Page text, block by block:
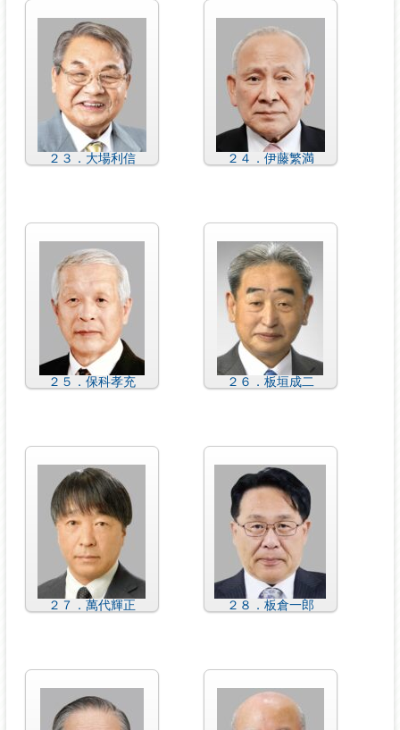
２３．大場利信 ２４．伊藤繁満
２５．保科孝充 ２６．板垣成二
２７．萬代輝正 ２８．板倉一郎